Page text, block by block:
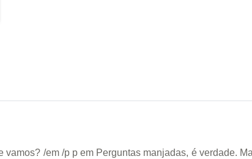
/em /p p em Perguntas manjadas, é verdade.